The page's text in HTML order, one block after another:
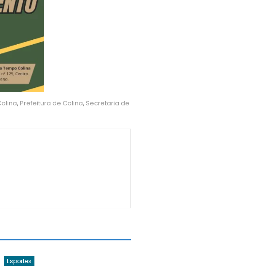
, Prefeitura de Colina, Secretaria de
Esportes